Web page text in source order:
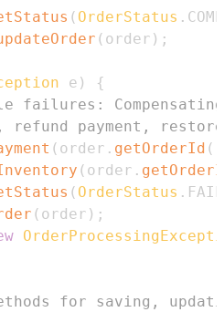
( OrderStatus .
( order ) ;
e )
{
failures:
payment,
( order . getOrderId (
( order .
( OrderStatus .
( order ) ;
for saving,